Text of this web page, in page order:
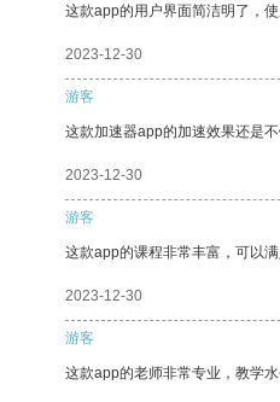
这款app的用户界面简洁明了，
2023-12-30
游客
这款加速器app的加速效果还是
2023-12-30
游客
这款app的课程非常丰富，可以
2023-12-30
游客
这款app的老师非常专业，教学